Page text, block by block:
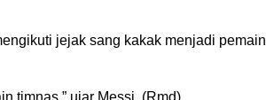
jejak sang kakak menjadi pemain
timnas,” ujar Messi. (Rmd)